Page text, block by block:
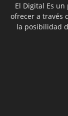
El Digital Es
ofrecer a través
la posibilidad